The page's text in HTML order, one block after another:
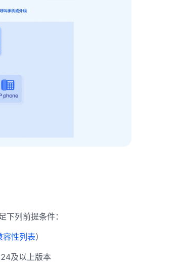
列前提条件：
容性列表）
及以上版本